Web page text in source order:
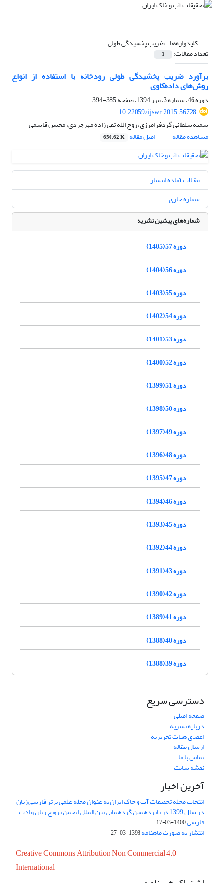
کلیدواژه‌ها =ضریب پخشیدگی طولی
تعداد مقالات: 1
برآورد ضریب پخشیدگی طولی رودخانه با استفاده از انواع
روش‌های داده‌کاوی
دوره 46، شماره 3، مهر 1394، صفحه
385-394
10.22059/ijswr.2015.56728
سمیه سلطانی گردفرامرزی، روح الله تقی زاده مهرجردی، محسن قاسمی
مشاهده مقاله
اصل مقاله 650.62 K
مقالات آماده انتشار
شماره جاری
شماره‌های پیشین نشریه
دوره 57 (1405)
دوره 56 (1404)
دوره 55 (1403)
دوره 54 (1402)
دوره 53 (1401)
دوره 52 (1400)
دوره 51 (1399)
دوره 50 (1398)
دوره 49 (1397)
دوره 48 (1396)
دوره 47 (1395)
دوره 46 (1394)
دوره 45 (1393)
دوره 44 (1392)
دوره 43 (1391)
دوره 42 (1390)
دوره 41 (1389)
دوره 40 (1388)
دوره 39 (1388)
دسترسی سریع
صفحه اصلی
درباره نشریه
اعضای هیات تحریریه
ارسال مقاله
تماس با ما
نقشه سایت
آخرین اخبار
انتخاب مجله تحقیقات آب و خاک ایران به عنوان مجله علمی برتر فارسی زبان
در سال 1399 در پانزدهمین گردهمایی بین المللی انجمن ترویج زبان و ادب
فارسی1400-03-17
انتشار به صورت ماهنامه1398-03-27
Creative Commons Attribution Non Commercial 4.0
International